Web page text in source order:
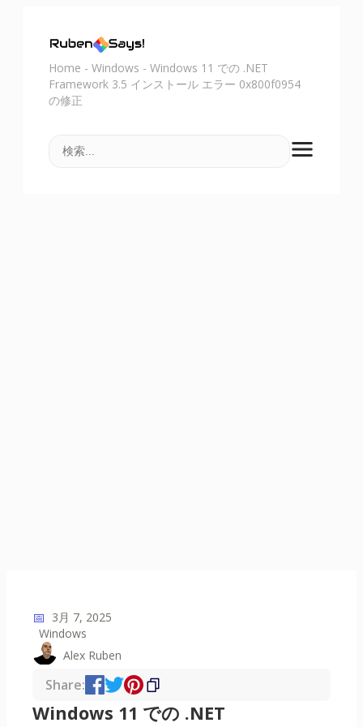
Home - Windows - Windows 11 での .NET
Framework 3.5 インストール エラー 0x800f0954
の修正
📅 3月 7, 2025
Windows
Alex Ruben
Share:
Windows 11 での .NET